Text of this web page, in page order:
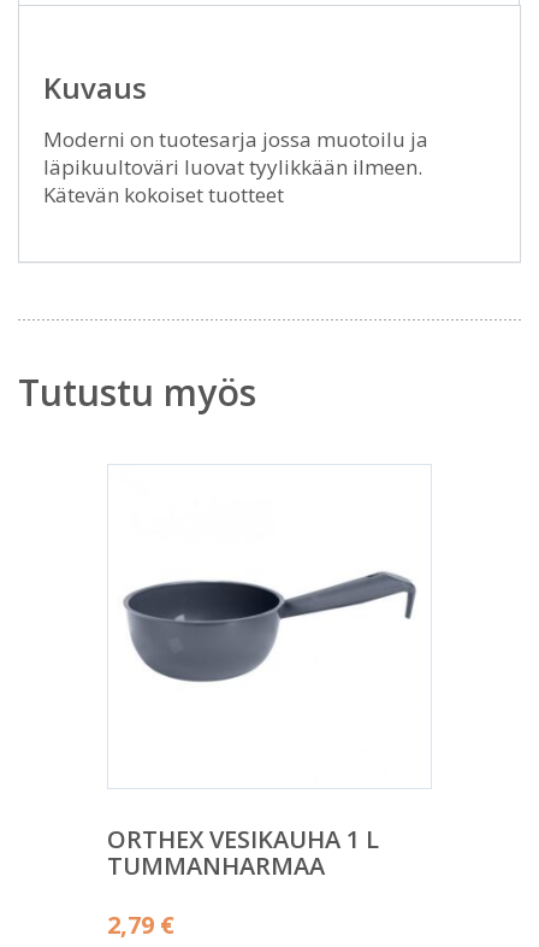
Kuvaus
Moderni on tuotesarja jossa muotoilu ja
läpikuultoväri luovat tyylikkään ilmeen.
Kätevän kokoiset tuotteet
Tutustu myös
ORTHEX VESIKAUHA 1 L
TUMMANHARMAA
2,79 €